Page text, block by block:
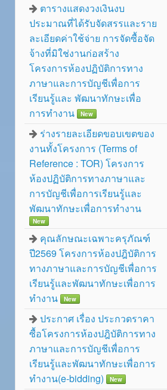
ตารางแสดงวงเงินงบ
ประมาณที่ได้รับจัดสรรและราย
ละเอียดค่าใช้จ่าย การจัดซื้อจัด
จ้างที่มิใช่งานก่อสร้าง
โครงการห้องปฏิบัติการทาง
ภาษาและการบัญชีเพื่อการ
เรียนรู้และ พัฒนาทักษะเพื่อ
การทำงาน
New
ร่างรายละเอียดขอบเขตของ
งานทั้งโครงการ (Terms of
Reference : TOR) โครงการ
ห้องปฏิบัติการทางภาษาและ
การบัญชีเพื่อการเรียนรู้และ
พัฒนาทักษะเพื่อการทำงาน
New
คุณลักษณะเฉพาะครุภัณฑ์
ปี2569 โครงการห้องปฎิบัติการ
ทางภาษาและการบัญชีเพื่อการ
เรียนรู้และพัฒนาทักษะเพื่อการ
ทำงาน
New
ประกาศ เรื่อง ประกวดราคา
ซื้อโครงการห้องปฎิบัติการทาง
ภาษาและการบัญชีเพื่อการ
เรียนรู้และพัฒนาทักษะเพื่อการ
ทำงาน(e-bidding)
New